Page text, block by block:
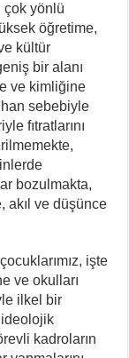
çok yönlü
öğretime,
kültür
bir alanı
ve kimliğine
sebebiyle
fıtratlarını
bozulmakta,
akıl ve düşünce
işte
ve okulları
ilkel bir
kadroların